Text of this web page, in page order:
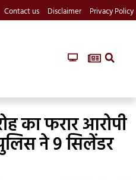
Contact us Disclaimer Privacy Policy
का फरार आरोपी
ने 9 सिलेंडर